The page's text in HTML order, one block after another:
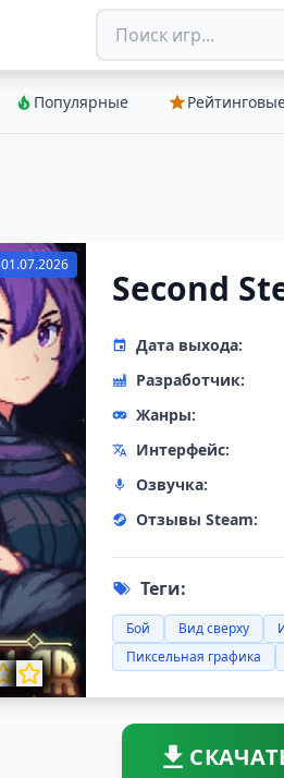
Популярные
01.07.2026
Second
Дата выхода:
Разработчик:
Жанры:
Интерфейс:
Озвучка:
Отзывы Steam:
Теги:
Бой Вид сверху
Пиксельная графика